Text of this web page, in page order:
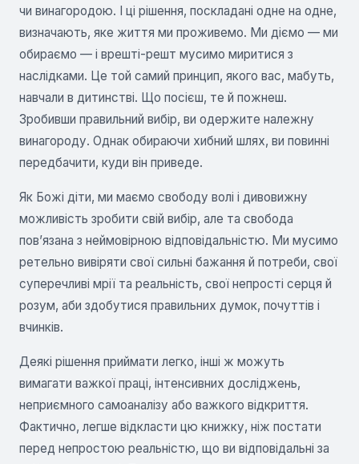
чи винагородою. І ці рішення, поскладані одне на одне,
визначають, яке життя ми проживемо. Ми діємо — ми
обираємо — і врешті-решт мусимо миритися з
наслідками. Це той самий принцип, якого вас, мабуть,
навчали в дитинстві. Що посієш, те й пожнеш.
Зробивши правильний вибір, ви одержите належну
винагороду. Однак обираючи хибний шлях, ви повинні
передбачити, куди він приведе.
Як Божі діти, ми маємо свободу волі і дивовижну
можливість зробити свій вибір, але та свобода
пов’язана з неймовірною відповідальністю. Ми мусимо
ретельно вивіряти свої сильні бажання й потреби, свої
суперечливі мрії та реальність, свої непрості серця й
розум, аби здобутися правильних думок, почуттів і
вчинків.
Деякі рішення приймати легко, інші ж можуть
вимагати важкої праці, інтенсивних досліджень,
неприємного самоаналізу або важкого відкриття.
Фактично, легше відкласти цю книжку, ніж постати
перед непростою реальністю, що ви відповідальні за